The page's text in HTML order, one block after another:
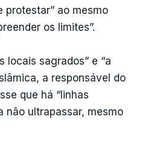
protestar” ao mesmo
os limites”.
locais sagrados” e “a
a responsável do
que há “linhas
não ultrapassar, mesmo